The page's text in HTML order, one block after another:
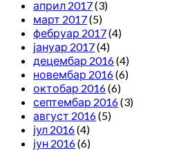
април 2017(3)
март 2017(5)
фебруар 2017(4)
јануар 2017(4)
децембар 2016(4)
новембар 2016(6)
октобар 2016(6)
септембар 2016(3)
август 2016(5)
јул 2016(4)
јун 2016(6)